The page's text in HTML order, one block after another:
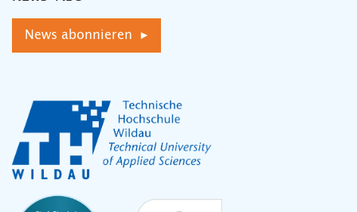
News abonnieren ▸